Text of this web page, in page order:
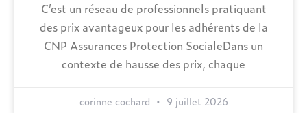
C’est un réseau de professionnels pratiquant
des prix avantageux pour les adhérents de la
CNP Assurances Protection SocialeDans un
contexte de hausse des prix, chaque
corinne cochard 9 juillet 2026